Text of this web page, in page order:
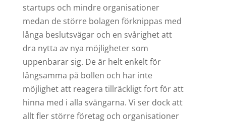
startups och mindre organisationer
medan de större bolagen förknippas med
långa beslutsvägar och en svårighet att
dra nytta av nya möjligheter som
uppenbarar sig. De är helt enkelt för
långsamma på bollen och har inte
möjlighet att reagera tillräckligt fort för att
hinna med i alla svängarna. Vi ser dock att
allt fler större företag och organisationer